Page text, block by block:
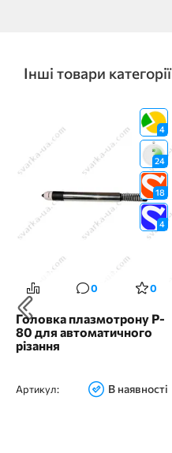
Інші товари категорії
4
24
18
4
0 0
Головка плазмотрону P-
80 для автоматичного
різання
Артикул: В наявності